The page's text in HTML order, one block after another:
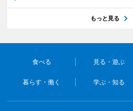
もっと見る
食べる 見る・遊ぶ
暮らす・働く 学ぶ・知る